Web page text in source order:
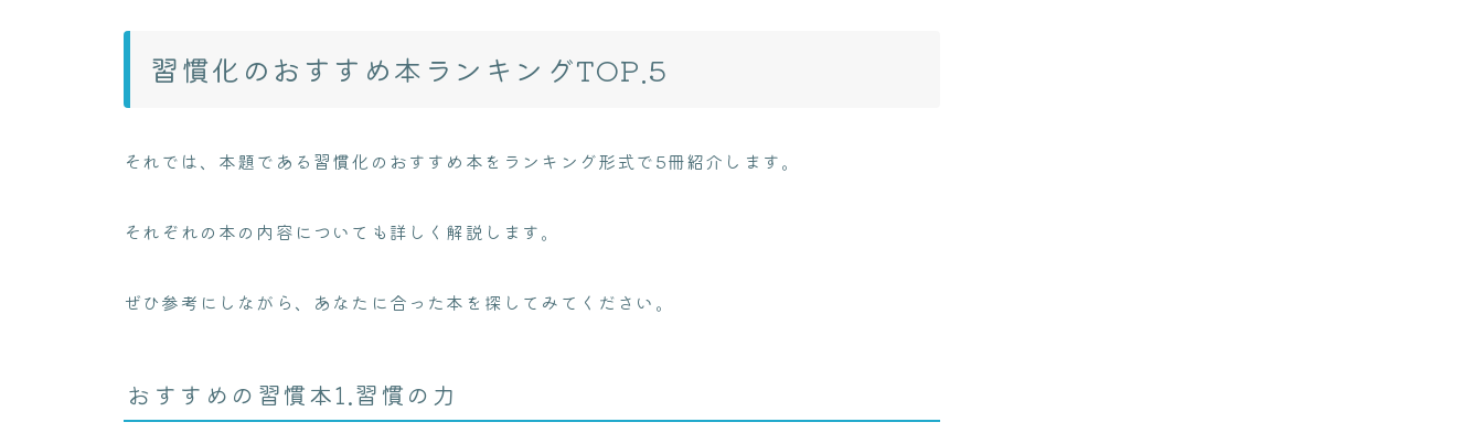
習慣化のおすすめ本ランキングTOP.5
それでは、本題である習慣化のおすすめ本をランキング形式で5冊紹介します。
それぞれの本の内容についても詳しく解説します。
ぜひ参考にしながら、あなたに合った本を探してみてください。
おすすめの習慣本1.習慣の力